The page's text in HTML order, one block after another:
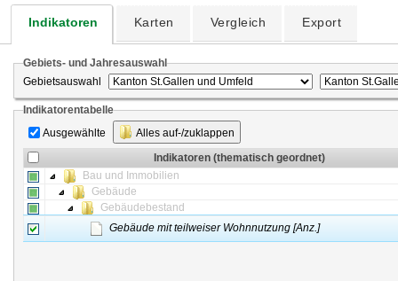
Indikatoren Karten Vergleich Export
Gebiets- und Jahresauswahl
Gebietsauswahl
Indikatorentabelle
Ausgewählte
Alles auf-/zuklappen
Indikatoren (thematisch geordnet)
Bau und Immobilien
Gebäude
Gebäudebestand
Gebäude mit teilweiser Wohnnutzung [Anz.]